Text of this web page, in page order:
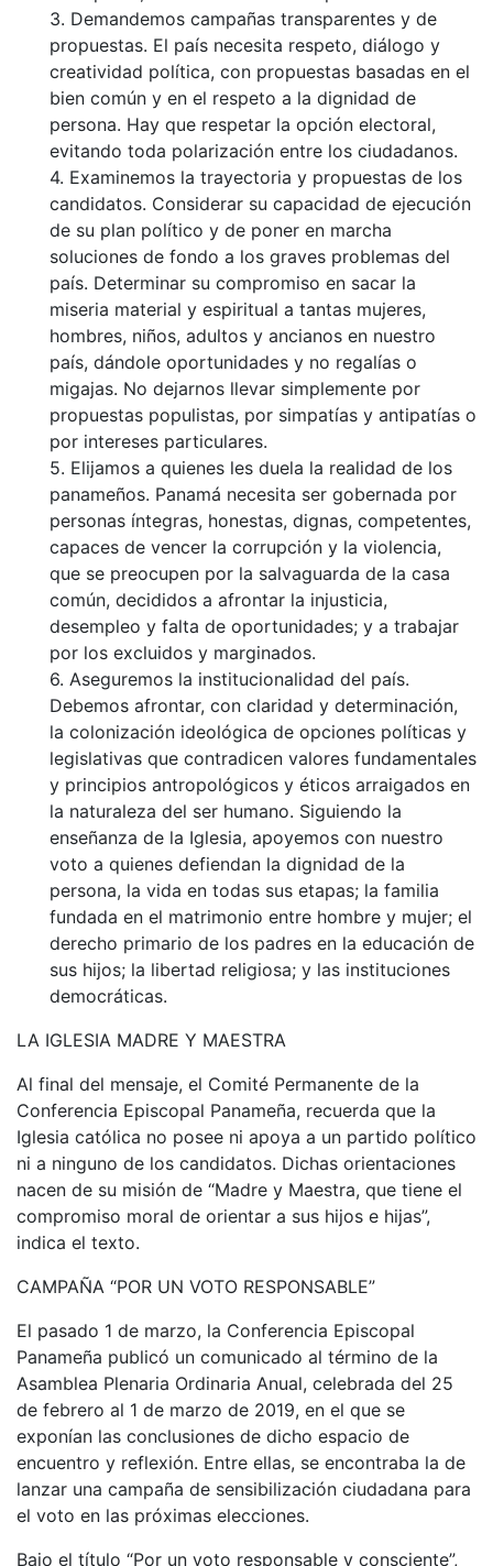
3. Demandemos campañas transparentes y de
propuestas. El país necesita respeto, diálogo y
creatividad política, con propuestas basadas en el
bien común y en el respeto a la dignidad de
persona. Hay que respetar la opción electoral,
evitando toda polarización entre los ciudadanos.
4. Examinemos la trayectoria y propuestas de los
candidatos. Considerar su capacidad de ejecución
de su plan político y de poner en marcha
soluciones de fondo a los graves problemas del
país. Determinar su compromiso en sacar la
miseria material y espiritual a tantas mujeres,
hombres, niños, adultos y ancianos en nuestro
país, dándole oportunidades y no regalías o
migajas. No dejarnos llevar simplemente por
propuestas populistas, por simpatías y antipatías o
por intereses particulares.
5. Elijamos a quienes les duela la realidad de los
panameños. Panamá necesita ser gobernada por
personas íntegras, honestas, dignas, competentes,
capaces de vencer la corrupción y la violencia,
que se preocupen por la salvaguarda de la casa
común, decididos a afrontar la injusticia,
desempleo y falta de oportunidades; y a trabajar
por los excluidos y marginados.
6. Aseguremos la institucionalidad del país.
Debemos afrontar, con claridad y determinación,
la colonización ideológica de opciones políticas y
legislativas que contradicen valores fundamentales
y principios antropológicos y éticos arraigados en
la naturaleza del ser humano. Siguiendo la
enseñanza de la Iglesia, apoyemos con nuestro
voto a quienes defiendan la dignidad de la
persona, la vida en todas sus etapas; la familia
fundada en el matrimonio entre hombre y mujer; el
derecho primario de los padres en la educación de
sus hijos; la libertad religiosa; y las instituciones
democráticas.
LA IGLESIA MADRE Y MAESTRA
Al final del mensaje, el Comité Permanente de la
Conferencia Episcopal Panameña, recuerda que la
Iglesia católica no posee ni apoya a un partido político
ni a ninguno de los candidatos. Dichas orientaciones
nacen de su misión de “Madre y Maestra, que tiene el
compromiso moral de orientar a sus hijos e hijas”,
indica el texto.
CAMPAÑA “POR UN VOTO RESPONSABLE”
El pasado 1 de marzo, la Conferencia Episcopal
Panameña publicó un comunicado al término de la
Asamblea Plenaria Ordinaria Anual, celebrada del 25
de febrero al 1 de marzo de 2019, en el que se
exponían las conclusiones de dicho espacio de
encuentro y reflexión. Entre ellas, se encontraba la de
lanzar una campaña de sensibilización ciudadana para
el voto en las próximas elecciones.
Bajo el título “Por un voto responsable y consciente”,